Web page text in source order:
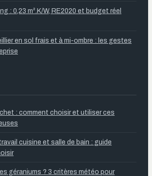
: 0,23 m².K/W, RE2020 et budget réel
en sol frais et à mi-ombre : les gestes
: comment choisir et utiliser ces
cuisine et salle de bain : guide
géraniums ? 3 critères météo pour